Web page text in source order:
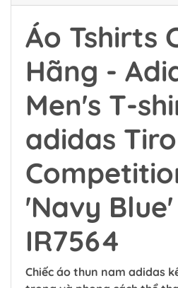
Áo Tshirts
Hãng -
Men's T-
adidas
'Navy
IR7564
Chiếc áo thun nam adidas